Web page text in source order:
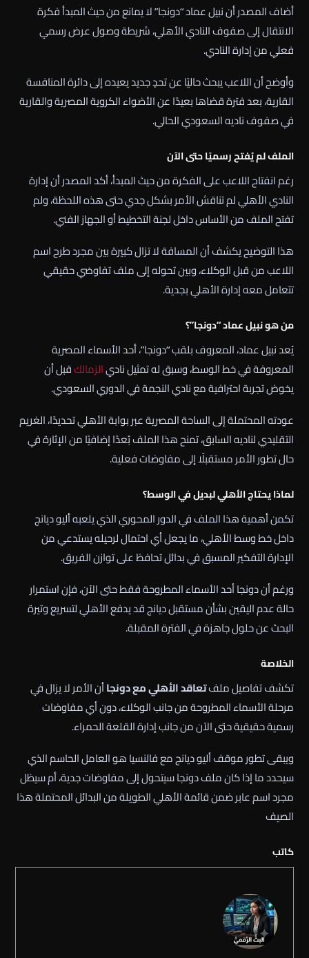
أضاف المصدر أن نبيل عماد “دونجا” لا يمانع من حيث المبدأ فكرة
الانتقال إلى صفوف النادي الأهلي، شريطة وصول عرض رسمي
فعلي من إدارة النادي.
وأوضح أن اللاعب يبحث حاليًا عن تحدٍ جديد يعيده إلى دائرة المنافسة
القارية، بعد فترة قضاها بعيدًا عن الأضواء الكروية المصرية والقارية
في صفوف ناديه السعودي الحالي.
الملف لم يُفتح رسميًا حتى الآن
رغم انفتاح اللاعب على الفكرة من حيث المبدأ، أكد المصدر أن إدارة
النادي الأهلي لم تناقش الأمر بشكل جدي حتى هذه اللحظة، ولم
تفتح الملف من الأساس داخل لجنة التخطيط أو الجهاز الفني.
هذا التوضيح يكشف أن المسافة لا تزال كبيرة بين مجرد طرح اسم
اللاعب من قبل الوكلاء، وبين تحوله إلى ملف تفاوضي حقيقي
تتعامل معه إدارة الأهلي بجدية.
من هو نبيل عماد “دونجا”؟
يُعد نبيل عماد، المعروف بلقب “دونجا”، أحد الأسماء المصرية
المعروفة في خط الوسط، وسبق له تمثيل ناديالزمالكقبل أن
يخوض تجربة احترافية مع نادي النجمة في الدوري السعودي.
عودته المحتملة إلى الساحة المصرية عبر بوابة الأهلي تحديدًا، الغريم
التقليدي لناديه السابق، تمنح هذا الملف بُعدًا إضافيًا من الإثارة في
حال تطور الأمر مستقبلًا إلى مفاوضات فعلية.
لماذا يحتاج الأهلي لبديل في الوسط؟
تكمن أهمية هذا الملف في الدور المحوري الذي يلعبه أليو ديانج
داخل خط وسط الأهلي، ما يجعل أي احتمال لرحيله يستدعي من
الإدارة التفكير المسبق في بدائل تحافظ على توازن الفريق.
ورغم أن دونجا أحد الأسماء المطروحة فقط حتى الآن، فإن استمرار
حالة عدم اليقين بشأن مستقبل ديانج قد يدفع الأهلي لتسريع وتيرة
البحث عن حلول جاهزة في الفترة المقبلة.
الخلاصة
تكشف تفاصيل ملفتعاقد الأهلي مع دونجاأن الأمر لا يزال في
مرحلة الأسماء المطروحة من جانب الوكلاء، دون أي مفاوضات
رسمية حقيقية حتى الآن من جانب إدارة القلعة الحمراء.
ويبقى تطور موقف أليو ديانج مع فالنسيا هو العامل الحاسم الذي
سيحدد ما إذا كان ملف دونجا سيتحول إلى مفاوضات جدية، أم سيظل
مجرد اسم عابر ضمن قائمة الأهلي الطويلة من البدائل المحتملة هذا
الصيف
كاتب